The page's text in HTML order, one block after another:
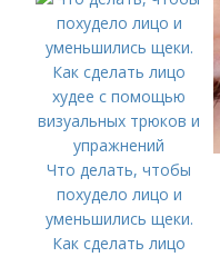
Что делать, чтобы
похудело лицо и
уменьшились щеки.
Как сделать лицо